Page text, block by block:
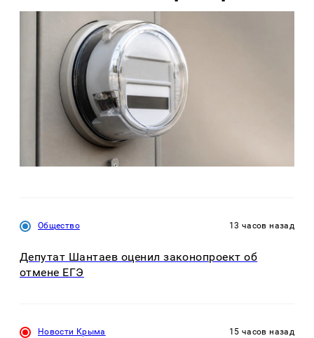
Общество 13 часов назад
Депутат Шантаев оценил законопроект об
отмене ЕГЭ
Новости Крыма 15 часов назад